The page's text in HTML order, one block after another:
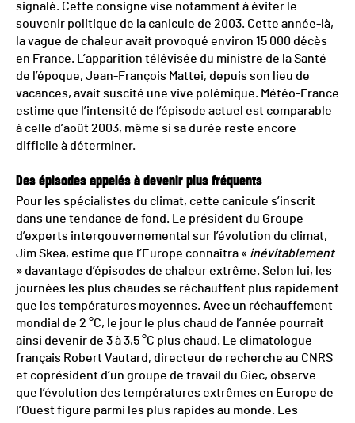
signalé. Cette consigne vise notamment à éviter le
souvenir politique de la canicule de 2003. Cette année-là,
la vague de chaleur avait provoqué environ 15 000 décès
en France. L’apparition télévisée du ministre de la Santé
de l’époque, Jean-François Mattei, depuis son lieu de
vacances, avait suscité une vive polémique. Météo-France
estime que l’intensité de l’épisode actuel est comparable
à celle d’août 2003, même si sa durée reste encore
difficile à déterminer.
Des épisodes appelés à devenir plus fréquents
Pour les spécialistes du climat, cette canicule s’inscrit
dans une tendance de fond. Le président du Groupe
d’experts intergouvernemental sur l’évolution du climat,
Jim Skea, estime que l’Europe connaîtra « inévitablement
» davantage d’épisodes de chaleur extrême. Selon lui, les
journées les plus chaudes se réchauffent plus rapidement
que les températures moyennes. Avec un réchauffement
mondial de 2 °C, le jour le plus chaud de l’année pourrait
ainsi devenir de 3 à 3,5 °C plus chaud. Le climatologue
français Robert Vautard, directeur de recherche au CNRS
et coprésident d’un groupe de travail du Giec, observe
que l’évolution des températures extrêmes en Europe de
l’Ouest figure parmi les plus rapides au monde. Les